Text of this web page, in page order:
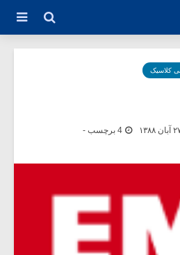
کلاسیک
۱۳۸۸ 4 برچسب -